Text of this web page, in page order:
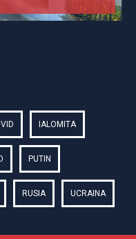
IALOMITA
PUTIN
RUSIA UCRAINA